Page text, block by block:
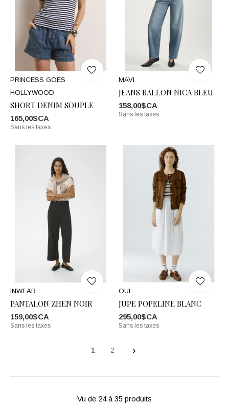
PRINCESS GOES
HOLLYWOOD
SHORT DENIM SOUPLE
165,00$CA
Sans les taxes
MAVI
JEANS BALLON NICA BLEU
158,00$CA
Sans les taxes
INWEAR
PANTALON ZHEN NOIR
159,00$CA
Sans les taxes
OUI
JUPE POPELINE BLANC
295,00$CA
Sans les taxes
1 2
Vu de 24 à 35 produits